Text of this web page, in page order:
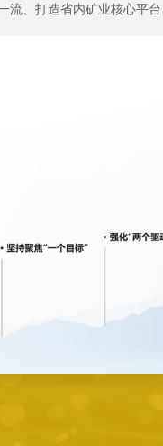
流、打造省内矿业核心平台